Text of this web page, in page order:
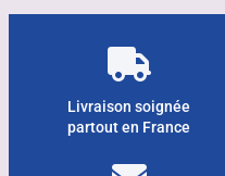
Livraison soignée
partout en France